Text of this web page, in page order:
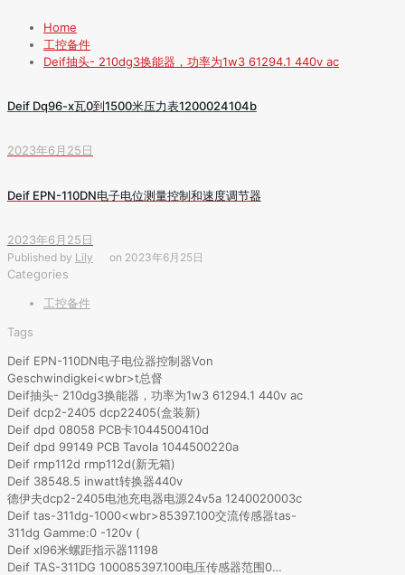
Home
工控备件
Deif抽头- 210dg3换能器，功率为1w3 61294.1 440v ac
Deif Dq96-x瓦0到1500米压力表1200024104b
2023年6月25日
Deif EPN-110DN电子电位测量控制和速度调节器
2023年6月25日
Published by Lily on 2023年6月25日
Categories
工控备件
Tags
Deif EPN-110DN电子电位器控制器Von
Geschwindigkei<wbr>t总督
Deif抽头- 210dg3换能器，功率为1w3 61294.1 440v ac
Deif dcp2-2405 dcp22405(盒装新)
Deif dpd 08058 PCB卡1044500410d
Deif dpd 99149 PCB Tavola 1044500220a
Deif rmp112d rmp112d(新无箱)
Deif 38548.5 inwatt转换器440v
德伊夫dcp2-2405电池充电器电源24v5a 1240020003c
Deif tas-311dg-1000<wbr>85397.100交流传感器tas-
311dg Gamme:0 -120v (
Deif xl96米螺距指示器11198
Deif TAS-311DG 100085397.100电压传感器范围0…